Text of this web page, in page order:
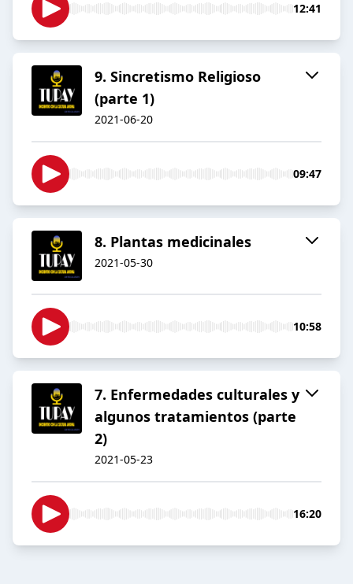
12:41
9. Sincretismo Religioso
(parte 1)
2021-06-20
09:47
8. Plantas medicinales
2021-05-30
10:58
7. Enfermedades culturales y
algunos tratamientos (parte
2)
2021-05-23
16:20